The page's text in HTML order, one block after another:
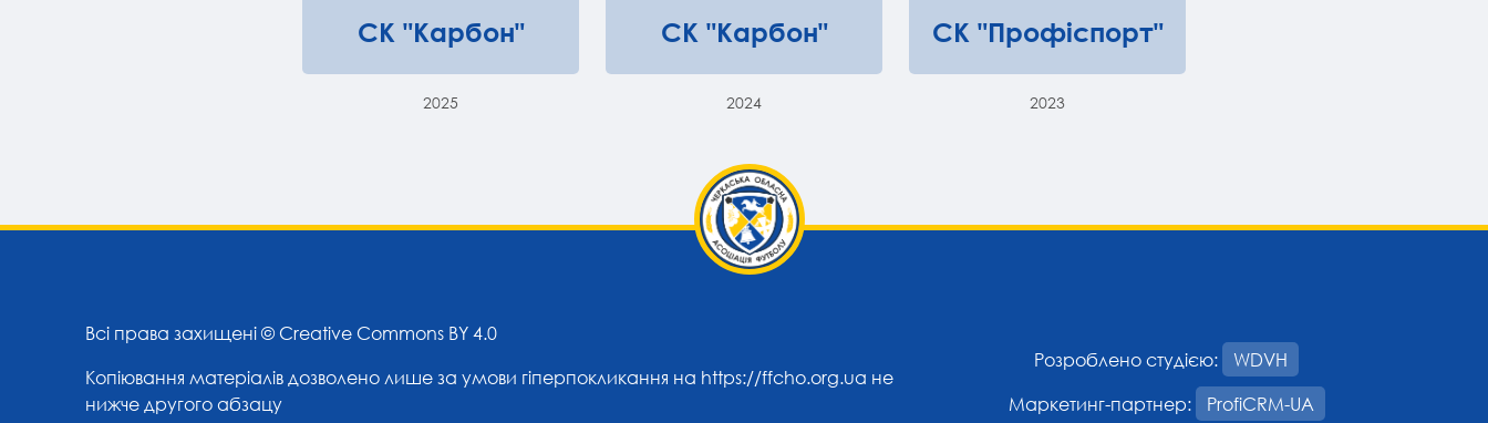
СК "Карбон"
2025
СК "Карбон"
2024
СК "Профіспорт"
2023
Всі права захищені © Creative Commons BY 4.0
Копіювання матеріалів дозволено лише за умови гіперпокликання на https://ffcho.org.ua не
нижче другого абзацу
Розроблено студією:
WDVH
Маркетинг-партнер:
ProfiCRM-UA